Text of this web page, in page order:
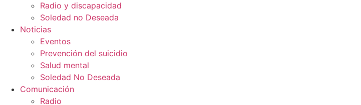
Radio y discapacidad
Soledad no Deseada
Noticias
Eventos
Prevención del suicidio
Salud mental
Soledad No Deseada
Comunicación
Radio